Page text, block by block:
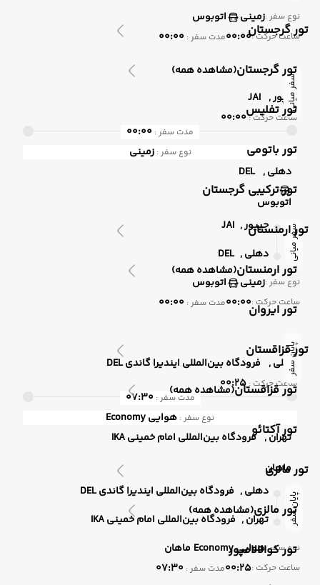
تور گرجستان
تور گرجستان(مشاهده همه)
تور تفلیس
تور باتومی
تور ترکیبی گرجستان
تور ارمنستان
تور ارمنستان(مشاهده همه)
تور ایروان
تور قزاقستان
تور قزاقستان(مشاهده همه)
تور آکتائو
تور مالزی
تور مالزی(مشاهده همه)
تور کوالالامپور
نوع سفر :زمینی اتوبوس
ساعت حرکت :00:00مدت سفر : 00:00
سفر میانی
جیپور , JAI
ساعت حرکت :00:00
مدت سفر : 00:00
نوع سفر :زمینی
دهلی , DEL
اتوبوس
سفر میانی جیپور , JAI
دهلی , DEL
نوع سفر :زمینی اتوبوس
ساعت حرکت :00:00مدت سفر : 00:00
پایان سفر
دهلی , فرودگاه بین‌المللی ایندیرا گاندی DEL
ساعت حرکت :00:25
مدت سفر :07:30
نوع سفر : هوایی
تهران , فرودگاه بین‌المللی امام خمینی IKA
ماهان
پایان سفر دهلی , فرودگاه بین‌المللی ایندیرا گاندی DEL
تهران , فرودگاه بین‌المللی امام خمینی IKA
نوع سفر :هواییEconomy ماهان
ساعت حرکت :00:25مدت سفر : 07:30